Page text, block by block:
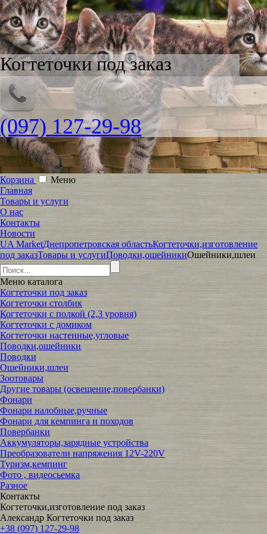
Когтеточки под заказ
(097) 127-29-98
Корзина
Меню
Главная
Товары и услуги
О нас
Контакты
Новости
UA MarketДнепропетровская областьКогтеточки,изготовление
под заказТовары и услугиПоводки,ошейникиОшейники,шлеи
Меню каталога
Когтеточки под заказ
Когтеточки столбик
Когтеточки с полкой (2,3 уровня)
Когтеточки с домиком
Когтеточки настенные,угловые
Поводки,ошейники
Поводки
Ошейники,шлеи
Зоотовары
Другие товары (освещение,повербанки)
Фонари
Фонари налобные,ручные
Фонари для кемпинга и походов
Повербанки
Аккумуляторы,зарядные устройства
Преобразователи напряжения 12V-220V
Туризм,кемпинг
Фото , видеосьемка
Разное
Контакты
Когтеточки,изготовление под заказ
Александр Когтеточки под заказ
+38 (097) 127-29-98